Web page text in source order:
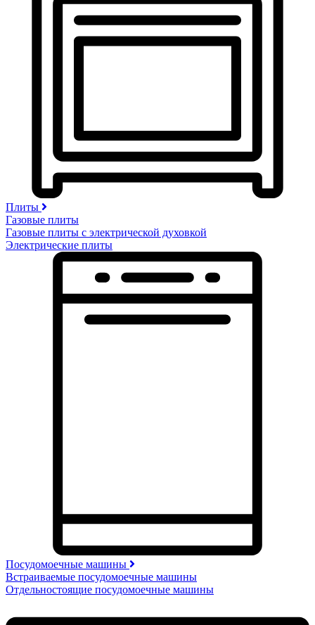
Плиты
Газовые плиты
Газовые плиты с электрической духовкой
Электрические плиты
Посудомоечные машины
Встраиваемые посудомоечные машины
Отдельностоящие посудомоечные машины